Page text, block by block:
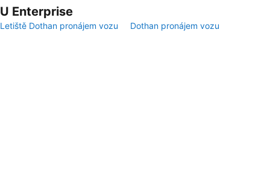
U Enterprise
Letiště Dothan pronájem vozu Dothan pronájem vozu